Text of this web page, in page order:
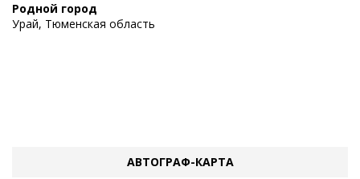
Родной город
Урай, Тюменская область
АВТОГРАФ-КАРТА